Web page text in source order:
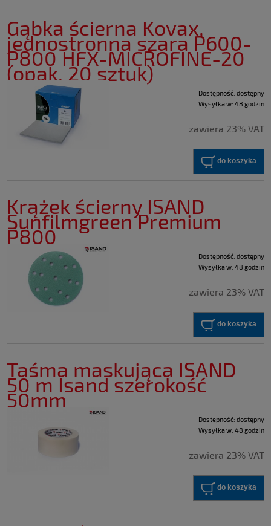
Gąbka ścierna Kovax,
jednostronna szara P600-
P800 HFX-MICROFINE-20
(opak. 20 sztuk)
Dostępność: dostępny
Wysyłka w: 48 godzin
zawiera 23% VAT
do koszyka
Krążek ścierny ISAND
Sunfilmgreen Premium
P800
Dostępność: dostępny
Wysyłka w: 48 godzin
zawiera 23% VAT
do koszyka
Taśma maskująca ISAND
50 m Isand szerokość
50mm
Dostępność: dostępny
Wysyłka w: 48 godzin
zawiera 23% VAT
do koszyka